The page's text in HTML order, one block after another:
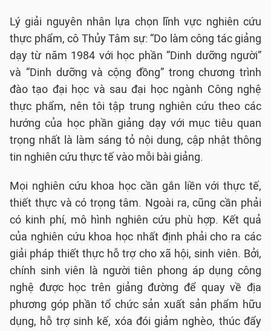
Lý giải nguyên nhân lựa chọn lĩnh vực nghiên cứu
thực phẩm, cô Thủy Tâm sự: “Do làm công tác giảng
dạy từ năm 1984 với học phần “Dinh dưỡng người”
và “Dinh dưỡng và cộng đồng” trong chương trình
đào tạo đại học và sau đại học ngành Công nghệ
thực phẩm, nên tôi tập trung nghiên cứu theo các
hướng của học phần giảng dạy với mục tiêu quan
trọng nhất là làm sáng tỏ nội dung, cập nhật thông
tin nghiên cứu thực tế vào mỗi bài giảng.
Mọi nghiên cứu khoa học cần gắn liền với thực tế,
thiết thực và có trọng tâm. Ngoài ra, cũng cần phải
có kinh phí, mô hình nghiên cứu phù hợp. Kết quả
của nghiên cứu khoa học nhất định phải cho ra các
giải pháp thiết thực hỗ trợ cho xã hội, sinh viên. Bởi,
chính sinh viên là người tiên phong áp dụng công
nghệ được học trên giảng đường để quay về địa
phương góp phần tổ chức sản xuất sản phẩm hữu
dụng, hỗ trợ sinh kế, xóa đói giảm nghèo, thúc đẩy